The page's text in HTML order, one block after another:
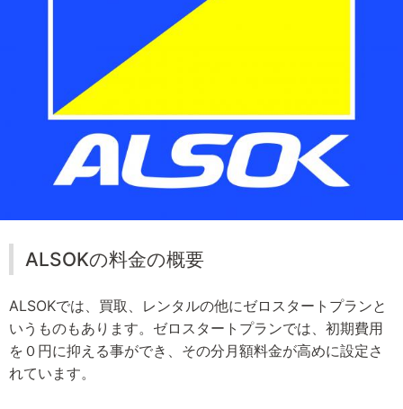
ALSOKの料金の概要
ALSOKでは、買取、レンタルの他にゼロスタートプランと
いうものもあります。ゼロスタートプランでは、初期費用
を０円に抑える事ができ、その分月額料金が高めに設定さ
れています。